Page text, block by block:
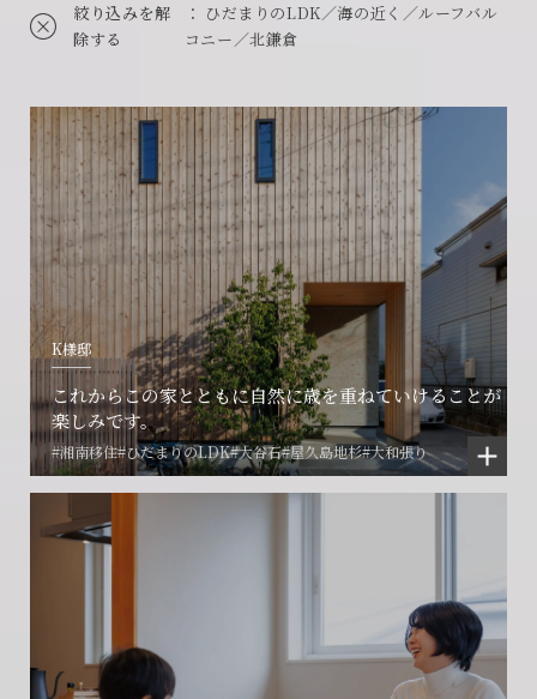
絞り込みを解
除する
： ひだまりのLDK／海の近く／ルーフバル
コニー／北鎌倉
K様邸
これからこの家とともに自然に歳を重ねていけることが
楽しみです。
#湘南移住#ひだまりのLDK#大谷石#屋久島地杉#大和張り